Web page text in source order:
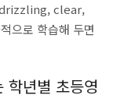
clear,
으로 학습해 두면
학년별 초등영